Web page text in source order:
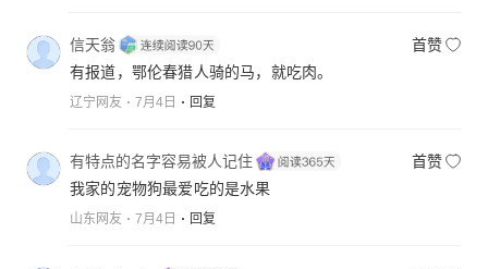
信天翁
首赞
有报道，鄂伦春猎人骑的马，就吃肉。
辽宁网友 7月4日 回复
有特点的名字容易被人记住
首赞
我家的宠物狗最爱吃的是水果
山东网友 7月4日 回复